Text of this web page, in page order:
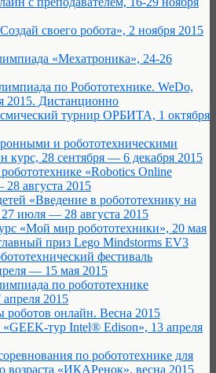
своего робота», 2 ноября 2015
«Мехатроника», 24-26
по Робототехнике. WeDo,
2015. Дистанционно
турнир ОРБИТА, 1 октября
и робототехническими
курс, 28 сентября — 6 декабря 2015
«Robotics Online
августа 2015
«Введение в робототехнику на
июля — 28 августа 2015
«Мой мир робототехники», 20 мая
приз Lego Mindstorms EV3
фестиваль
— 15 мая 2015
по робототехнике
2015
онлайн. Весна 2015
тур Intel® Edison», 13 апреля
по робототехнике для
возраста «ИКАРенок», весна 2015